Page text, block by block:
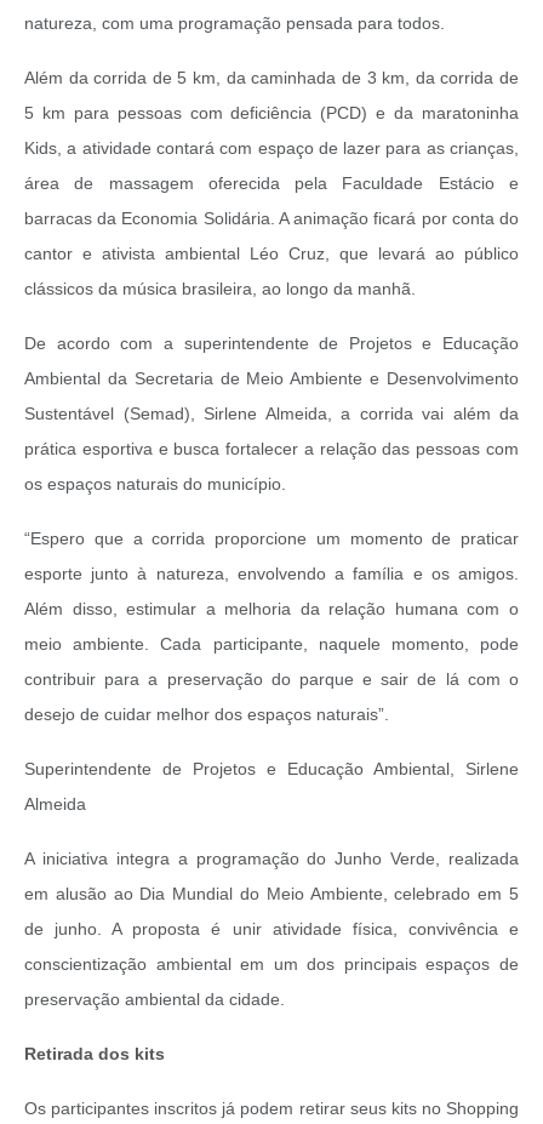
natureza, com uma programação pensada para todos.
Além da corrida de 5 km, da caminhada de 3 km, da corrida de
5 km para pessoas com deficiência (PCD) e da maratoninha
Kids, a atividade contará com espaço de lazer para as crianças,
área de massagem oferecida pela Faculdade Estácio e
barracas da Economia Solidária. A animação ficará por conta do
cantor e ativista ambiental Léo Cruz, que levará ao público
clássicos da música brasileira, ao longo da manhã.
De acordo com a superintendente de Projetos e Educação
Ambiental da Secretaria de Meio Ambiente e Desenvolvimento
Sustentável (Semad), Sirlene Almeida, a corrida vai além da
prática esportiva e busca fortalecer a relação das pessoas com
os espaços naturais do município.
​“Espero que a corrida proporcione um momento de praticar
esporte junto à natureza, envolvendo a família e os amigos.
Além disso, estimular a melhoria da relação humana com o
meio ambiente. Cada participante, naquele momento, pode
contribuir para a preservação do parque e sair de lá com o
desejo de cuidar melhor dos espaços naturais”.
Superintendente de Projetos e Educação Ambiental, Sirlene
Almeida
A iniciativa integra a programação do Junho Verde, realizada
em alusão ao Dia Mundial do Meio Ambiente, celebrado em 5
de junho. A proposta é unir atividade física, convivência e
conscientização ambiental em um dos principais espaços de
preservação ambiental da cidade.
Retirada dos kits
Os participantes inscritos já podem retirar seus kits no Shopping